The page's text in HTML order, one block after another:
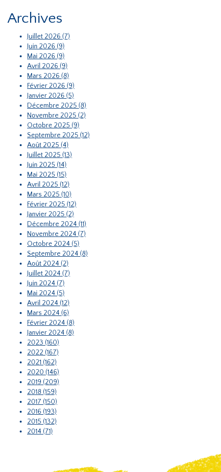
Archives
Juillet 2026 (7)
Juin 2026 (9)
Mai 2026 (9)
Avril 2026 (9)
Mars 2026 (8)
Février 2026 (9)
Janvier 2026 (5)
Décembre 2025 (8)
Novembre 2025 (2)
Octobre 2025 (9)
Septembre 2025 (12)
Août 2025 (4)
Juillet 2025 (13)
Juin 2025 (14)
Mai 2025 (15)
Avril 2025 (12)
Mars 2025 (10)
Février 2025 (12)
Janvier 2025 (2)
Décembre 2024 (11)
Novembre 2024 (7)
Octobre 2024 (5)
Septembre 2024 (8)
Août 2024 (2)
Juillet 2024 (7)
Juin 2024 (7)
Mai 2024 (5)
Avril 2024 (12)
Mars 2024 (6)
Février 2024 (8)
Janvier 2024 (8)
2023 (160)
2022 (167)
2021 (162)
2020 (146)
2019 (209)
2018 (159)
2017 (150)
2016 (193)
2015 (132)
2014 (71)